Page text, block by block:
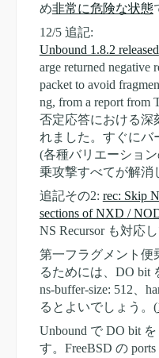
め非常に危険な状態
12/5 追記:
Unbound 1.8.2 released
arge returned negative
packet to avoid
ng, from a report
否定応答における深
れました。すぐにバ
(各種バリエーショ
乗攻撃すべてが解消
追記その2: rec: Skip
sections of NXD /
NS Recursor も対応
第一フラグメント便
るためには、DO bit
ns-buffer-size: 512、
るとよいでしょう。(
Unbound で DO bit
す。FreeBSD の